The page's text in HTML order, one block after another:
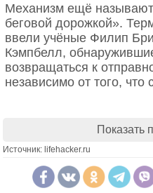
Механизм ещё называют
беговой дорожкой».
ввели учёные Филип
Кэмпбелл,
возвращаться к
независимо от того, что
подтверждает теорию:
были счастливее тех,
Хотя в тот момент,
везении, уровень их
Показать
Источник: lifehacker.ru